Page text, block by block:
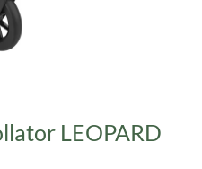
LEOPARD